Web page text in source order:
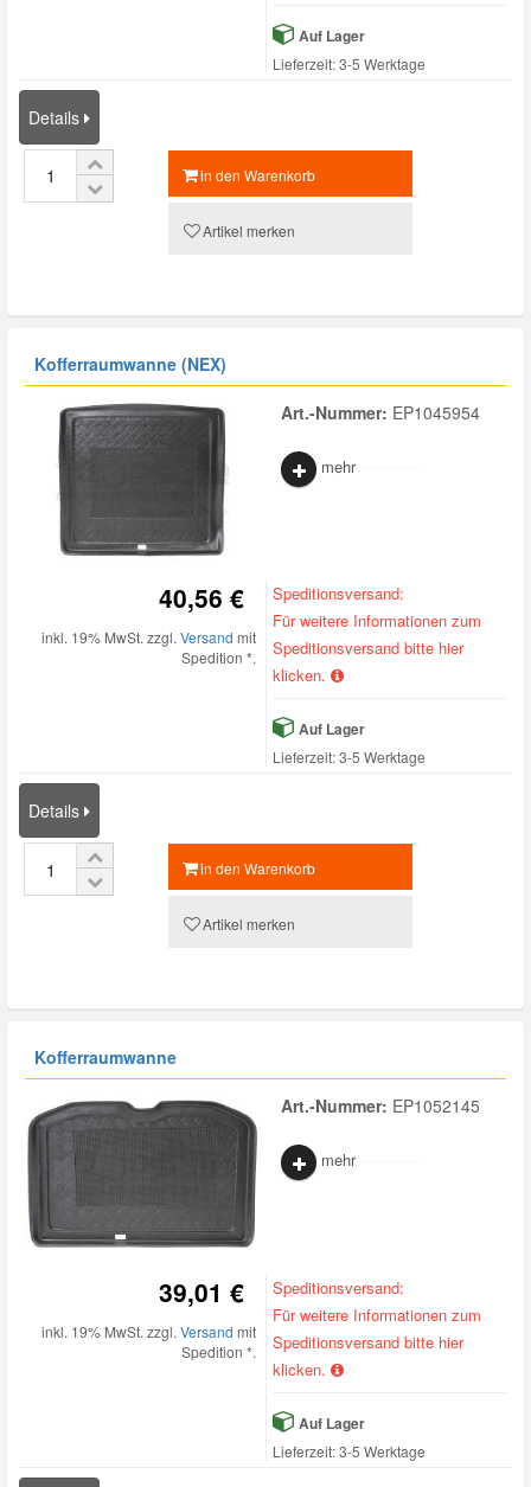
Auf Lager
Lieferzeit: 3-5 Werktage
Details
in den Warenkorb
Artikel merken
Kofferraumwanne (NEX)
Art.-Nummer: EP1045954
mehr
40,56 €
inkl. 19% MwSt. zzgl. Versand mit
Spedition *.
Speditionsversand:
Für weitere Informationen zum
Speditionsversand bitte hier
klicken.
Auf Lager
Lieferzeit: 3-5 Werktage
Details
in den Warenkorb
Artikel merken
Kofferraumwanne
Art.-Nummer: EP1052145
mehr
39,01 €
inkl. 19% MwSt. zzgl. Versand mit
Spedition *.
Speditionsversand:
Für weitere Informationen zum
Speditionsversand bitte hier
klicken.
Auf Lager
Lieferzeit: 3-5 Werktage